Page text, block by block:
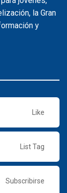
la Gran
y
Like
List Tag
Subscribirse